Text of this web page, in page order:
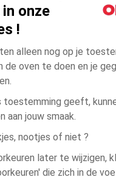
onze
!
alleen nog op je
de oven te doen en je
toestemming geeft,
aan jouw smaak.
nootjes of niet ?
later te wijzigen,
die zich in de